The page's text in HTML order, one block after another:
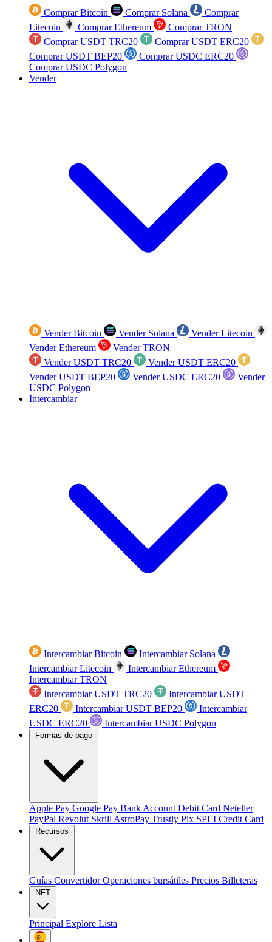
Comprar Bitcoin Comprar Solana
Comprar
Litecoin
Comprar Ethereum
Comprar TRON
Comprar USDT TRC20
Comprar USDT ERC20
Comprar USDT BEP20
Comprar USDC ERC20
Comprar USDC Polygon
Vender
Vender Bitcoin Vender Solana
Vender Litecoin
Vender Ethereum
Vender TRON
Vender USDT TRC20
Vender USDT ERC20
Vender USDT BEP20
Vender USDC ERC20
Vender
USDC Polygon
Intercambiar
Intercambiar Bitcoin
Intercambiar Solana
Intercambiar Litecoin
Intercambiar Ethereum
Intercambiar TRON
Intercambiar USDT TRC20
Intercambiar USDT
ERC20
Intercambiar USDT BEP20
Intercambiar
USDC ERC20
Intercambiar USDC Polygon
Formas de pago
Apple Pay Google Pay Bank Account Debit Card Neteller
PayPal Revolut Skrill AstroPay Trustly Pix SPEI Credit Card
Recursos
Guías ConvertidorOperaciones bursátiles Precios Billeteras
NFT
Principal Explore Lista